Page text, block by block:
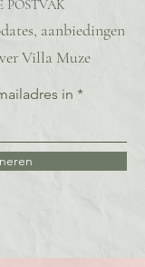
POSTVAK
aanbiedingen
Villa Muze
in